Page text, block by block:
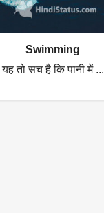
Swimming
यह तो सच है कि पानी में ...